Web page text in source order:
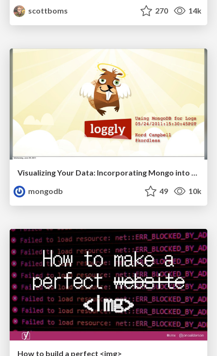
scottboms 270 14k
Visualizing Your Data: Incorporating Mongo into Loggly Infrastructure
mongodb
49 10k
How to build a perfect <img>